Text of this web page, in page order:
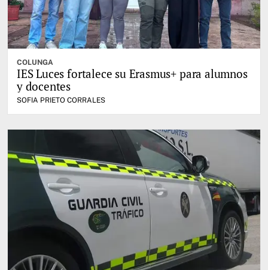
COLUNGA
IES Luces fortalece su Erasmus+ para alumnos
y docentes
SOFIA PRIETO CORRALES